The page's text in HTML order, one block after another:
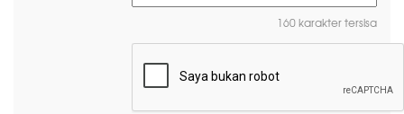
160 karakter tersisa